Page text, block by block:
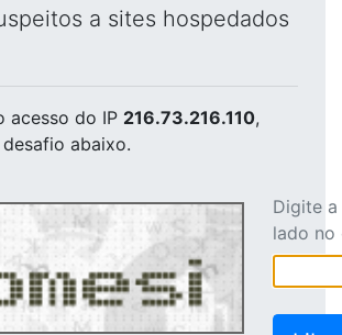
a sites hospedados
acesso do IP 216.73.216.110,
abaixo.
Digite
lado no